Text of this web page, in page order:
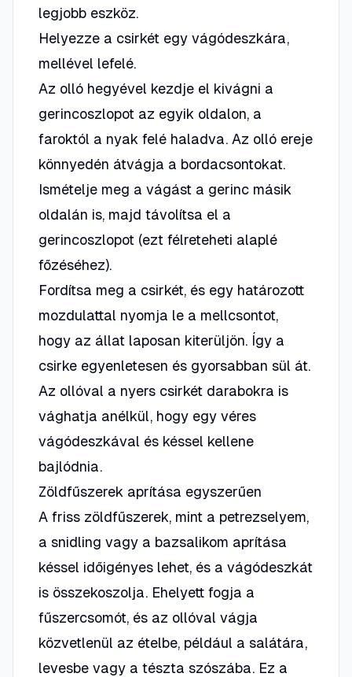
legjobb eszköz.
Helyezze a csirkét egy vágódeszkára,
mellével lefelé.
Az olló hegyével kezdje el kivágni a
gerincoszlopot az egyik oldalon, a
faroktól a nyak felé haladva. Az olló ereje
könnyedén átvágja a bordacsontokat.
Ismételje meg a vágást a gerinc másik
oldalán is, majd távolítsa el a
gerincoszlopot (ezt félreteheti alaplé
főzéséhez).
Fordítsa meg a csirkét, és egy határozott
mozdulattal nyomja le a mellcsontot,
hogy az állat laposan kiterüljön. Így a
csirke egyenletesen és gyorsabban sül át.
Az ollóval a nyers csirkét darabokra is
vághatja anélkül, hogy egy véres
vágódeszkával és késsel kellene
bajlódnia.
Zöldfűszerek aprítása egyszerűen
A friss zöldfűszerek, mint a petrezselyem,
a snidling vagy a bazsalikom aprítása
késsel időigényes lehet, és a vágódeszkát
is összekoszolja. Ehelyett fogja a
fűszercsomót, és az ollóval vágja
közvetlenül az ételbe, például a salátára,
levesbe vagy a tészta szószába. Ez a